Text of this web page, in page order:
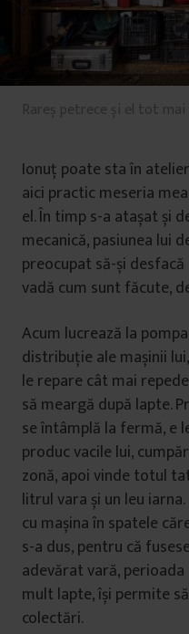
Rareș petrece și el tot
Ionuț poate sta în atelier
aici practic meseria
el. În timp s-a atașat și
mecanică, pasiunea lui
preocupat să-și
vadă cum sunt făcute,
Acum lucrează la
distribuție ale mașinii
le repare cât mai
să meargă după lapte.
se întâmplă la fermă, e
produc vacile lui,
zonă, apoi vinde totul
litrul vara și un leu
cu mașina în spatele
s-a dus, pentru că
adevărat vară,
mult lapte, își permite
colectări.